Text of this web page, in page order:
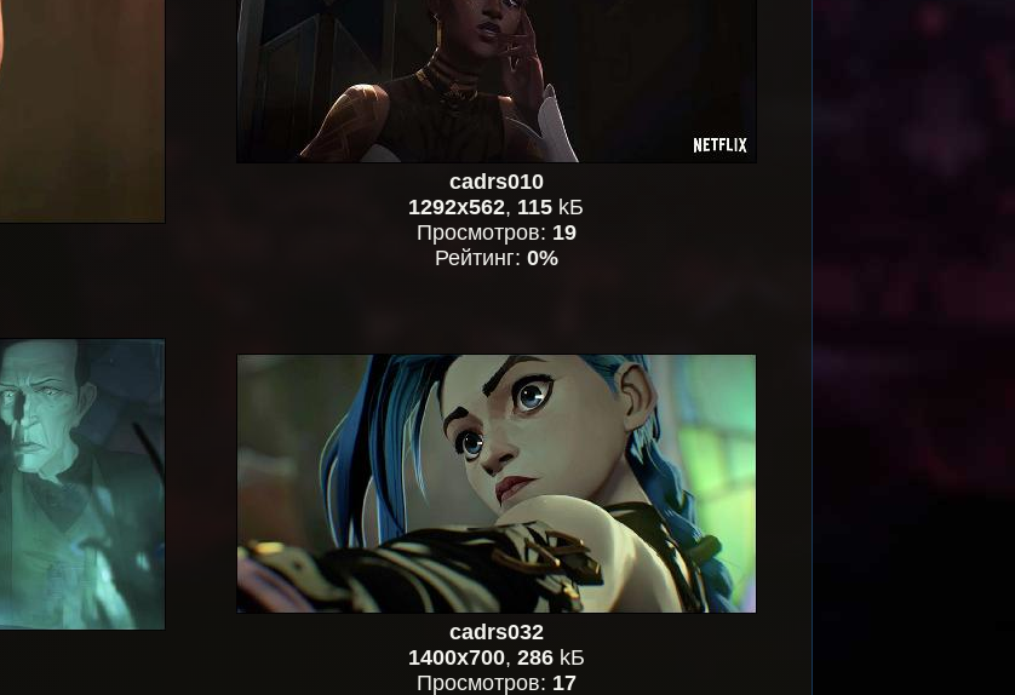
cadrs010
1292x562, 115 kБ
Просмотров: 19
Рейтинг: 0%
cadrs032
1400x700, 286kБ
Просмотров: 17